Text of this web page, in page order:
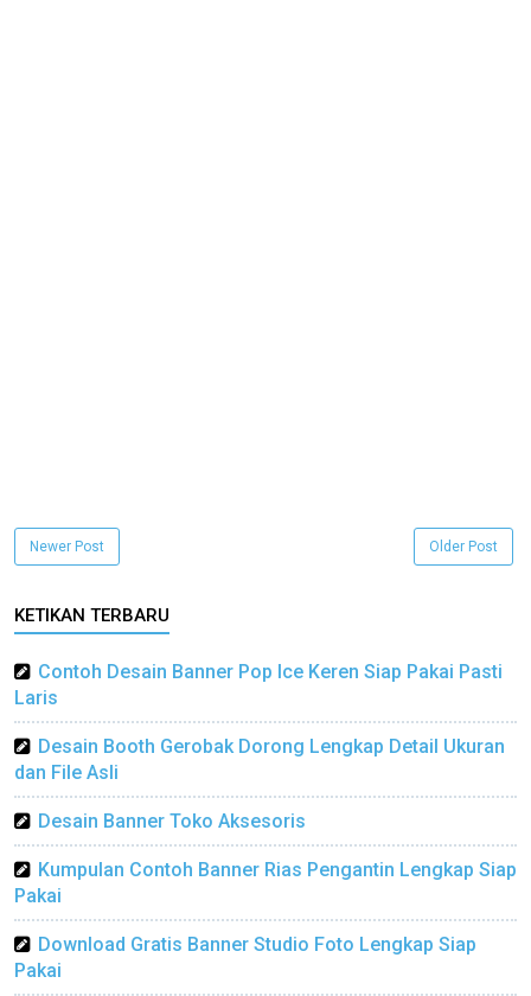
Newer Post Older Post
KETIKAN TERBARU
Contoh Desain Banner Pop Ice Keren Siap Pakai Pasti
Laris
Desain Booth Gerobak Dorong Lengkap Detail Ukuran
dan File Asli
Desain Banner Toko Aksesoris
Kumpulan Contoh Banner Rias Pengantin Lengkap Siap
Pakai
Download Gratis Banner Studio Foto Lengkap Siap
Pakai